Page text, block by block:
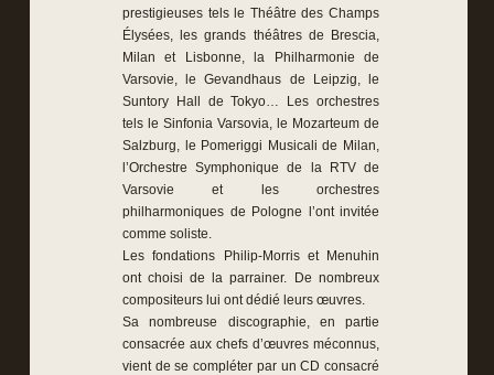
prestigieuses tels le Théâtre des Champs
Élysées, les grands théâtres de Brescia,
Milan et Lisbonne, la Philharmonie de
Varsovie, le Gevandhaus de Leipzig, le
Suntory Hall de Tokyo… Les orchestres
tels le Sinfonia Varsovia, le Mozarteum de
Salzburg, le Pomeriggi Musicali de Milan,
l’Orchestre Symphonique de la RTV de
Varsovie et les orchestres
philharmoniques de Pologne l’ont invitée
comme soliste.
Les fondations Philip-Morris et Menuhin
ont choisi de la parrainer. De nombreux
compositeurs lui ont dédié leurs œuvres.
Sa nombreuse discographie, en partie
consacrée aux chefs d’œuvres méconnus,
vient de se compléter par un CD consacré